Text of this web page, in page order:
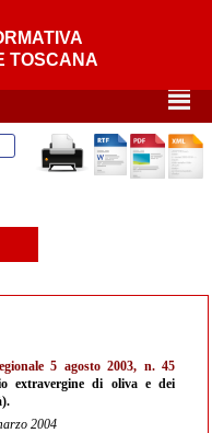
TOSCANA
²
5 agosto 2003, n. 45
extravergine di oliva e dei
2004